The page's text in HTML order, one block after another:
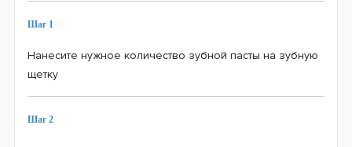
Шаг 1
Нанесите нужное количество зубной пасты на зубную
щетку
Шаг 2